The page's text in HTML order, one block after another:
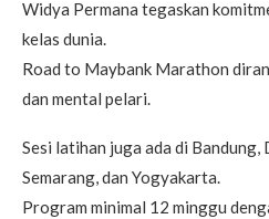
Widya Permana tegaskan
kelas dunia.
Road to Maybank Marathon
dan mental pelari.
Sesi latihan juga ada di Bandung,
Semarang, dan Yogyakarta.
Program minimal 12 minggu